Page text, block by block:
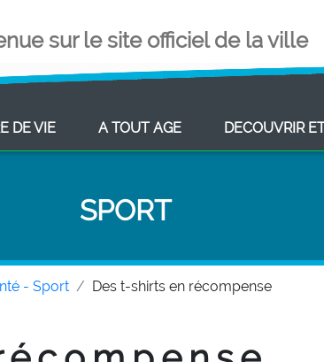
sur le site officiel de la ville
DE VIE(CURRENT)A TOUT AGE(CURRENT)DECOUVRIR
SPORT
- Sport Des t-shirts en récompense